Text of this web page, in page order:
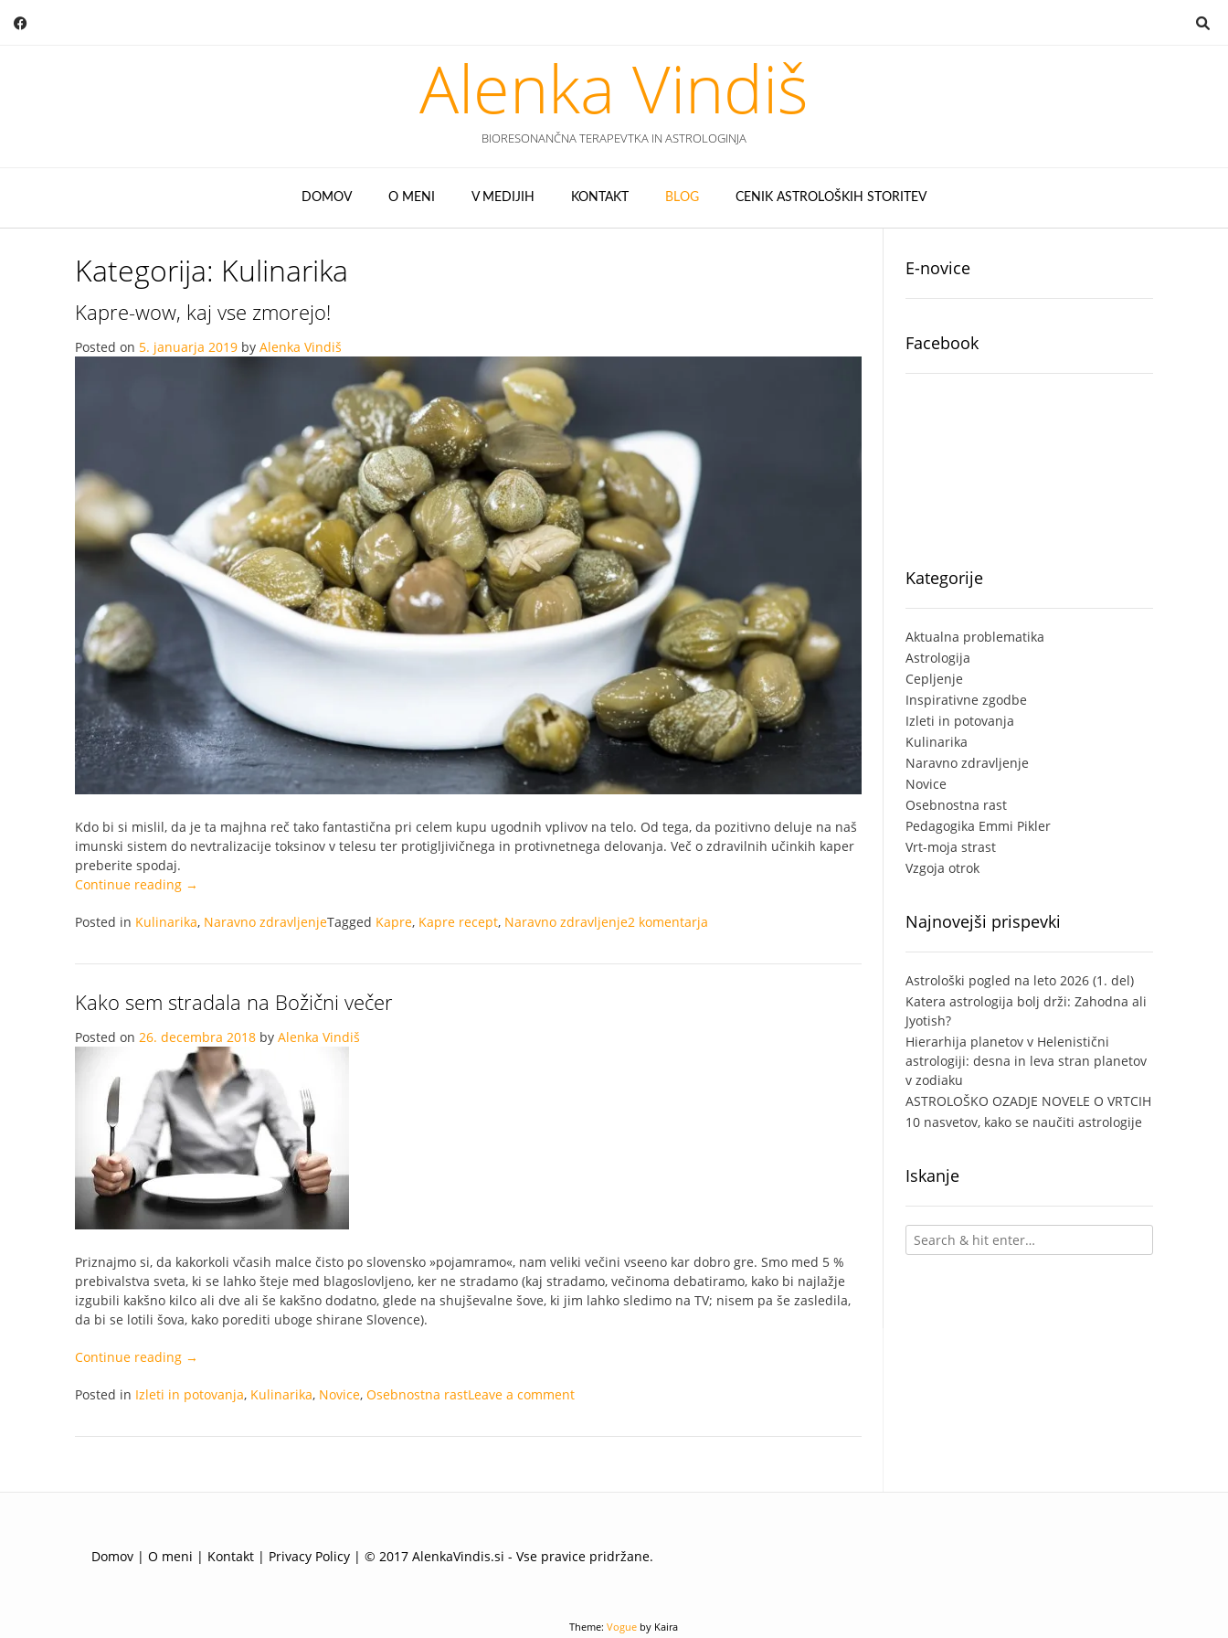
Alenka Vindiš
BIORESONANČNA TERAPEVTKA IN ASTROLOGINJA
DOMOV O MENI V MEDIJIH KONTAKT BLOG CENIK ASTROLOŠKIH STORITEV
Kategorija: Kulinarika
Kapre-wow, kaj vse zmorejo!
Posted on 5. januarja 2019 by Alenka Vindiš
Kdo bi si mislil, da je ta majhna reč tako fantastična pri celem kupu ugodnih vplivov na telo. Od tega, da pozitivno deluje na naš
imunski sistem do nevtralizacije toksinov v telesu ter protigljivičnega in protivnetnega delovanja. Več o zdravilnih učinkih kaper
preberite spodaj.
Continue reading “Kapre-
kaj
zmorejo!”
→
Posted in Kulinarika, Naravno zdravljenjeTagged Kapre, Kapre recept, Naravno zdravljenje2 komentarja
Kako sem stradala na Božični večer
Posted on 26. decembra 2018 by Alenka Vindiš
Priznajmo si, da kakorkoli včasih malce čisto po slovensko »pojamramo«, nam veliki večini vseeno kar dobro gre. Smo med 5 %
prebivalstva sveta, ki se lahko šteje med blagoslovljeno, ker ne stradamo (kaj stradamo, večinoma debatiramo, kako bi najlažje
izgubili kakšno kilco ali dve ali še kakšno dodatno, glede na shujševalne šove, ki jim lahko sledimo na TV; nisem pa še zasledila,
da bi se lotili šova, kako porediti uboge shirane Slovence).
Continue reading “Kako
stradala
Božični
→
Posted in Izleti in potovanja, Kulinarika, Novice, Osebnostna rastLeave a comment
E-novice
Facebook
Kategorije
Aktualna problematika
Astrologija
Cepljenje
Inspirativne zgodbe
Izleti in potovanja
Kulinarika
Naravno zdravljenje
Novice
Osebnostna rast
Pedagogika Emmi Pikler
Vrt-moja strast
Vzgoja otrok
Najnovejši prispevki
Astrološki pogled na leto 2026 (1. del)
Katera astrologija bolj drži: Zahodna ali
Jyotish?
Hierarhija planetov v Helenistični
astrologiji: desna in leva stran planetov
v zodiaku
ASTROLOŠKO OZADJE NOVELE O VRTCIH
10 nasvetov, kako se naučiti astrologije
Iskanje
Domov | O meni | Kontakt | Privacy Policy | © 2017 AlenkaVindis.si - Vse pravice pridržane.
Theme: Vogueby Kaira